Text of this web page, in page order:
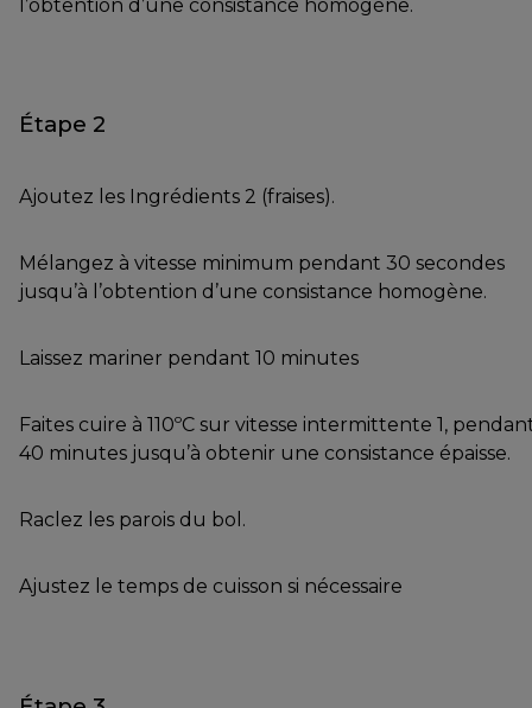
l’obtention d’une consistance homogène.
Étape 2
Ajoutez les Ingrédients 2 (fraises).
Mélangez à vitesse minimum pendant 30 secondes
jusqu’à l’obtention d’une consistance homogène.
Laissez mariner pendant 10 minutes
Faites cuire à 110ºC sur vitesse intermittente 1,
40 minutes jusqu’à obtenir une consistance épaisse.
Raclez les parois du bol.
Ajustez le temps de cuisson si nécessaire